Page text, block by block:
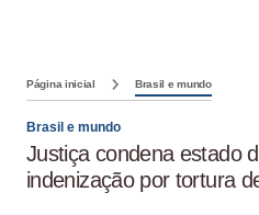
Página inicial Brasil e mundo
Brasil e mundo
Justiça condena estado
indenização por tortura